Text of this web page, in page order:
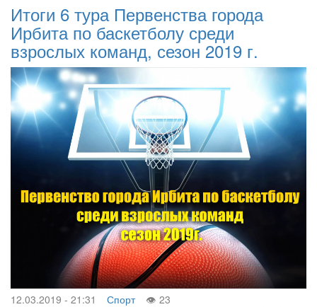
Итоги 6 тура Первенства города
Ирбита по баскетболу среди
взрослых команд, сезон 2019 г.
12.03.2019 - 21:31 Спорт
23